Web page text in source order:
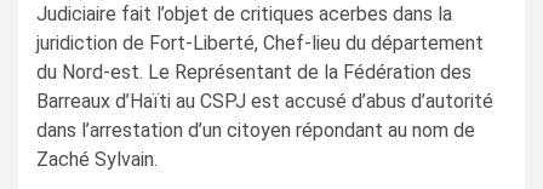
Judiciaire fait l’objet de critiques acerbes dans la
juridiction de Fort-Liberté, Chef-lieu du département
du Nord-est. Le Représentant de la Fédération des
Barreaux d’Haïti au CSPJ est accusé d’abus d’autorité
dans l’arrestation d’un citoyen répondant au nom de
Zaché Sylvain.